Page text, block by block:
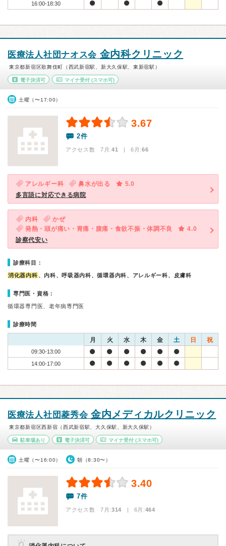
16:00-18:30
医療法人社団ナオス会 金内科クリニック
東京都新宿区歌舞伎町（西武新宿駅、新大久保駅、東新宿駅）
電子決済可 マイナ受付(スマホ可)
土曜（〜17:00）
3.67
2件
アクセス数 7月:41 | 6月:66
アレルギー科 鼻水が出る
5.0
多言語に対応できる病院
内科
かぜ
発熱・頭が痛い・胃痛・腹痛・食欲不振・体調不良
4.0
診察代安い
診療科目：
消化器内科 、内科、呼吸器内科、循環器内科、アレルギー科、皮膚科
専門医・資格：
循環器専門医、老年病専門医
診療時間
月 火 水 木 金 土 日 祝
09:30-13:00
14:00-17:00
医療法人社団菱秀会 金内メディカルクリニック
東京都新宿区西新宿（西武新宿駅、大久保駅、新大久保駅）
駐車場あり 電子決済可 マイナ受付 (スマホ可)
土曜（〜16:00） 朝（8:30〜）
3.40
7件
アクセス数 7月:314 | 6月:464